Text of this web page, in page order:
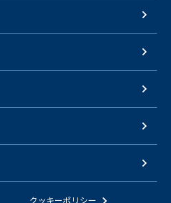
クッキーポリシー